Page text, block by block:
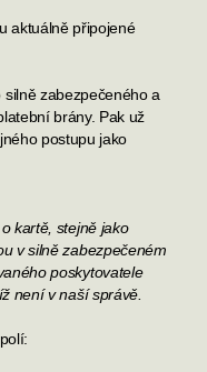
u aktuálně připojené
zabezpečeného a
brány. Pak už
postupu jako
kartě, stejně jako
v silně zabezpečeném
poskytovatele
není v naší správě.